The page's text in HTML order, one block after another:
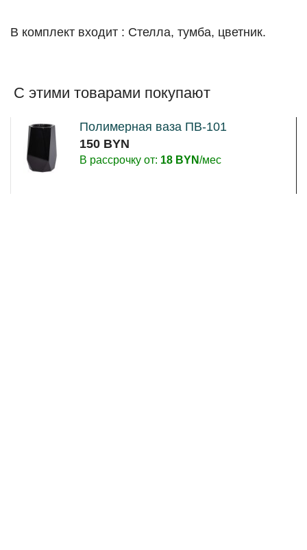
В комплект входит : Стелла, тумба, цветник.
С этими товарами покупают
Полимерная ваза ПВ-101
150 BYN
В рассрочку от: 18 BYN/мес